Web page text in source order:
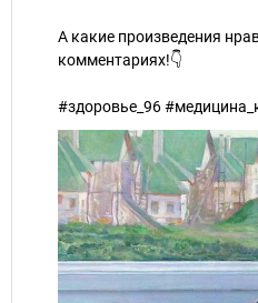
А какие произведения
комментариях!👇
#здоровье_96